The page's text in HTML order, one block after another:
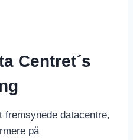
Centret´s
datacentre,
på